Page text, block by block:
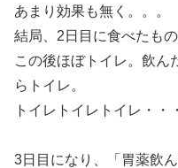
あまり効果も無く。。。
結局、2日目に食べたも
この後ほぼトイレ。飲ん
らトイレ。
トイレトイレトイレ・・
3日目になり、「胃薬飲